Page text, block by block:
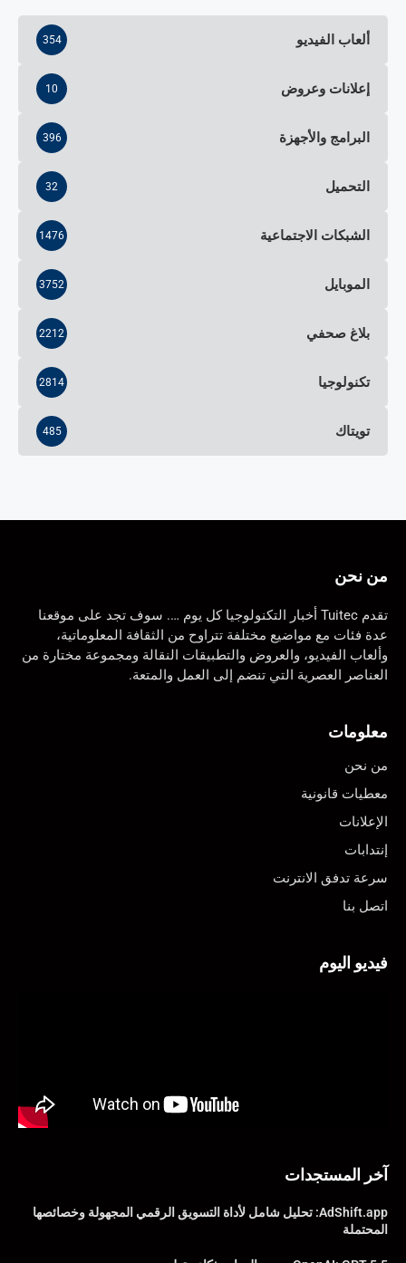
ألعاب الفيديو 354
إعلانات وعروض 10
البرامج والأجهزة 396
التحميل 32
الشبكات الاجتماعية 1476
الموبايل 3752
بلاغ صحفي 2212
تكنولوجيا 2814
تويتاك 485
من نحن
تقدم Tuitec أخبار التكنولوجيا كل يوم …. سوف تجد على موقعنا
عدة فئات مع مواضيع مختلفة تتراوح من الثقافة المعلوماتية،
وألعاب الفيديو، والعروض والتطبيقات النقالة ومجموعة مختارة من
العناصر العصرية التي تنضم إلى العمل والمتعة.
معلومات
من نحن
معطيات قانونية
الإعلانات
إنتدابات
سرعة تدفق الانترنت
اتصل بنا
فيديو اليوم
آخر المستجدات
AdShift.app: تحليل شامل لأداة التسويق الرقمي المجهولة وخصائصها
المحتملة